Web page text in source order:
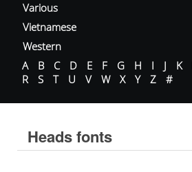
Various
Vietnamese
Western
A
B C D E F G H I J K
R
S T U V W X Y Z #
Heads fonts